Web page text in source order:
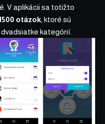
V aplikácii sa totižto
otázok , ktoré sú
kategórií.